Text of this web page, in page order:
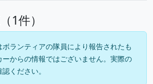
1件）
ボランティアの隊員により報告されたも
からの情報ではございません。実際の
ください。